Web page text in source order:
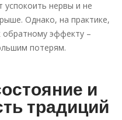
успокоить нервы и не
Однако, на практике,
обратному эффекту –
потерям.
и
традиций